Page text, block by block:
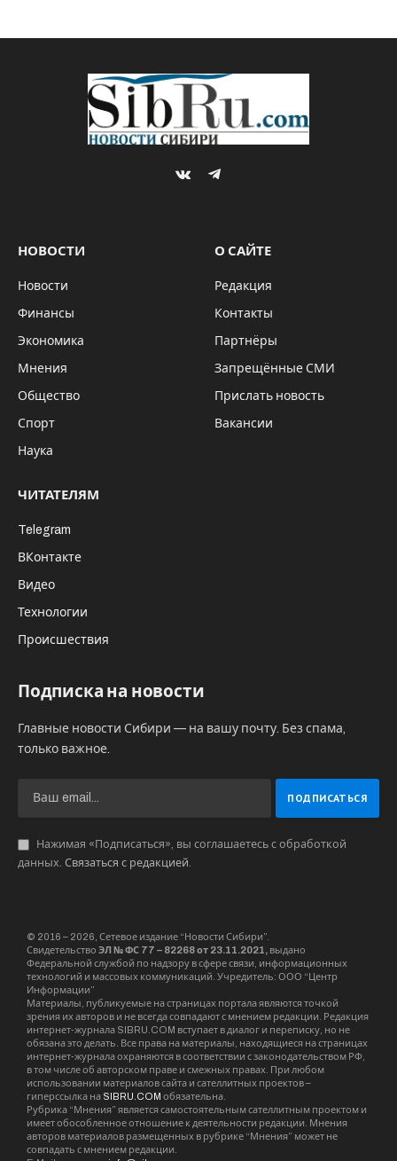
VKontakteTelegram
НОВОСТИ
Новости
Финансы
Экономика
Мнения
Общество
Спорт
Наука
О САЙТЕ
Редакция
Контакты
Партнёры
Запрещённые СМИ
Прислать новость
Вакансии
ЧИТАТЕЛЯМ
Telegram
ВКонтакте
Видео
Технологии
Происшествия
Подписка на новости
Главные новости Сибири — на вашу почту. Без спама,
только важное.
Нажимая «Подписаться», вы соглашаетесь с обработкой
данных. Связаться с редакцией
© 2016 – 2026, Сетевое издание “Новости Сибири”.
Свидетельство ЭЛ № ФС 77 – 82268 от 23.11.2021, выдано
Федеральной службой по надзору в сфере связи, информационных
технологий и массовых коммуникаций. Учредитель: ООО “Центр
Информации”
Материалы, публикуемые на страницах портала являются точкой
зрения их авторов и не всегда совпадают с мнением редакции. Редакция
интернет-журнала SIBRU.COM вступает в диалог и переписку, но не
обязана это делать. Все права на материалы, находящиеся на страницах
интернет-журнала охраняются в соответствии с законодательством РФ,
в том числе об авторском праве и смежных правах. При любом
использовании материалов сайта и сателлитных проектов –
гиперссылка на SIBRU.COM обязательна.
Рубрика “Мнения” является самостоятельным сателлитным проектом и
имеет обособленное отношение к деятельности редакции. Мнения
авторов материалов размещенных в рубрике “Мнения” может не
совпадать с мнением редакции.